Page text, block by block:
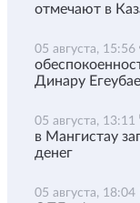
отмечают в
05 августа, 15:56
Динару
05 августа, 13:11
в Мангистау
денег
05 августа, 18:04